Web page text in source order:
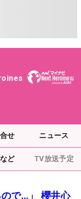
せ ニュース
ど TV放送予定
で…」 櫻井心